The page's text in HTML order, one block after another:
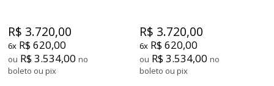
R$ 3.720,00
6x R$ 620,00
ou R$ 3.534,00 no
boleto ou pix
R$ 3.720,00
6x R$ 620,00
ou R$ 3.534,00 no
boleto ou pix